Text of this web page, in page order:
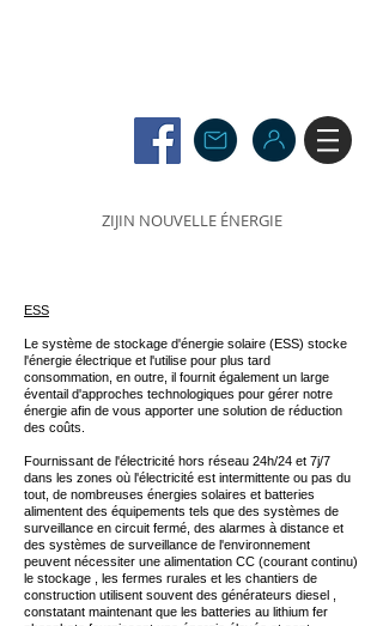
ZIJIN NOUVELLE ÉNERGIE
ESS
Le système de stockage d'énergie solaire (ESS) stocke
l'énergie électrique et l'utilise pour plus tard
consommation, en outre, il fournit également un large
éventail d'approches technologiques pour gérer notre
énergie afin de vous apporter une solution de réduction
des coûts.
Fournissant de l'électricité hors réseau 24h/24 et 7j/7
dans les zones où l'électricité est intermittente ou pas du
tout, de nombreuses énergies solaires et batteries
alimentent des équipements tels que des systèmes de
surveillance en circuit fermé, des alarmes à distance et
des systèmes de surveillance de l'environnement
peuvent nécessiter une alimentation CC (courant continu)
le stockage , les fermes rurales et les chantiers de
construction utilisent souvent des générateurs diesel ,
constatant maintenant que les batteries au lithium fer